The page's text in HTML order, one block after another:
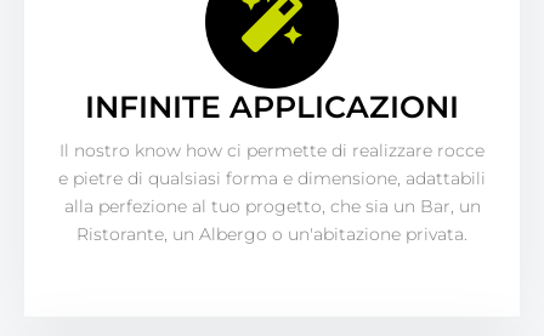
INFINITE APPLICAZIONI
Il nostro know how ci permette di realizzare rocce
e pietre di qualsiasi forma e dimensione, adattabili
alla perfezione al tuo progetto, che sia un Bar, un
Ristorante, un Albergo o un'abitazione privata.